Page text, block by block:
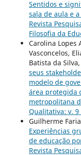
Sentidos e
sala de aula e
Revista
Filosofia da
Carolina Lopes
Vasconcelos,
Batista da Silva,
seus
modelo de
área protegida
metropolitana
Qualitativa: v. 9
Guilherme
Experiências
de educação
Revista